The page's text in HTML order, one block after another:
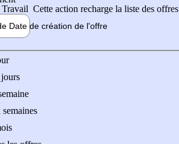
Travail Cette action recharge la liste des offres
Date de création de l'offre
de l'offre